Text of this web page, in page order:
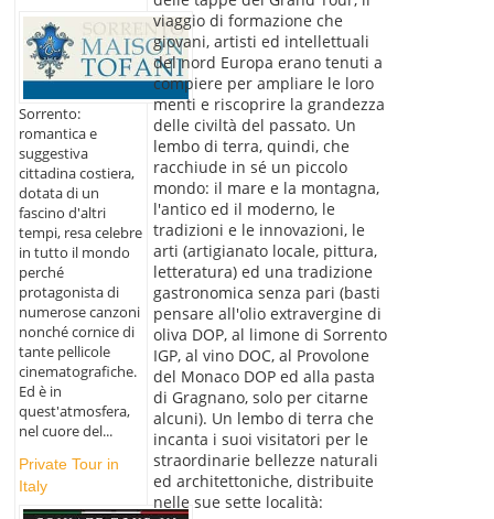
Sorrento:
romantica e
suggestiva
cittadina costiera,
dotata di un
fascino d'altri
tempi, resa celebre
in tutto il mondo
perché
protagonista di
numerose canzoni
nonché cornice di
tante pellicole
cinematografiche.
Ed è in
quest'atmosfera,
nel cuore del...
Private Tour in
Italy
viaggio di formazione che
giovani, artisti ed intellettuali
del nord Europa erano tenuti a
compiere per ampliare le loro
menti e riscoprire la grandezza
delle civiltà del passato. Un
lembo di terra, quindi, che
racchiude in sé un piccolo
mondo: il mare e la montagna,
l'antico ed il moderno, le
tradizioni e le innovazioni, le
arti (artigianato locale, pittura,
letteratura) ed una tradizione
gastronomica senza pari (basti
pensare all'olio extravergine di
oliva DOP, al limone di Sorrento
IGP, al vino DOC, al Provolone
del Monaco DOP ed alla pasta
di Gragnano, solo per citarne
alcuni). Un lembo di terra che
incanta i suoi visitatori per le
straordinarie bellezze naturali
ed architettoniche, distribuite
nelle sue sette località: